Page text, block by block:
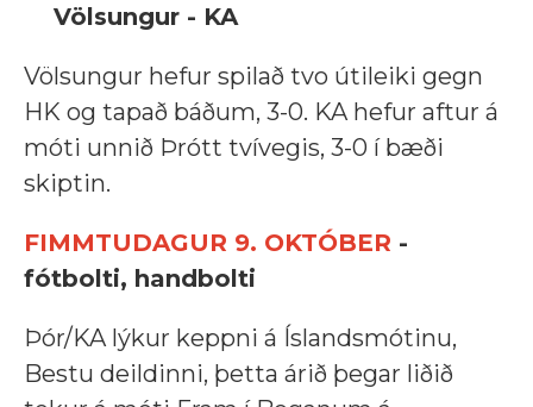
Völsungur - KA
Völsungur hefur spilað tvo útileiki gegn
HK og tapað báðum, 3-0. KA hefur aftur á
móti unnið Þrótt tvívegis, 3-0 í bæði
skiptin.
FIMMTUDAGUR 9. OKTÓBER -
fótbolti, handbolti
Þór/KA lýkur keppni á Íslandsmótinu,
Bestu deildinni, þetta árið þegar liðið